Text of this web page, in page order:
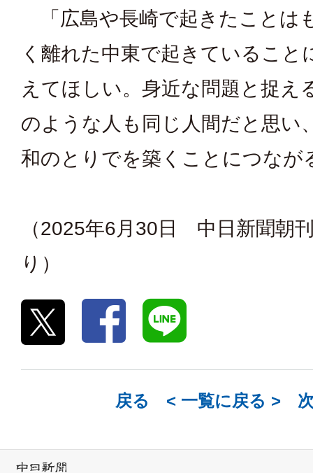
「広島や長崎で起きたことは
く離れた中東で起きていること
えてほしい。身近な問題と捉え
のような人も同じ人間だと思い
和のとりでを築くことにつなが
（2025年6月30日 中日新聞朝
り）
戻る < 一覧に戻る >